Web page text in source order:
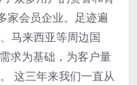
家会员企业。足迹遍
马来西亚等周边国
求为基础，为客户量
这三年来我们一直从